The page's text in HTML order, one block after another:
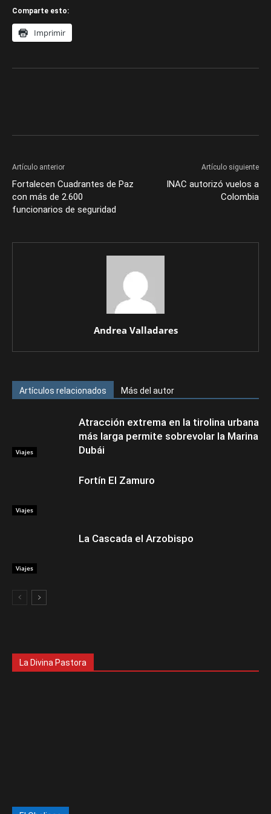
Comparte esto:
Imprimir
Artículo anterior
Fortalecen Cuadrantes de Paz
con más de 2.600
funcionarios de seguridad
Artículo siguiente
INAC autorizó vuelos a
Colombia
Andrea Valladares
Artículos relacionados Más del autor
Viajes
Atracción extrema en la tirolina urbana
más larga permite sobrevolar la Marina
Dubái
Viajes
Fortín El Zamuro
Viajes
La Cascada el Arzobispo
La Divina Pastora